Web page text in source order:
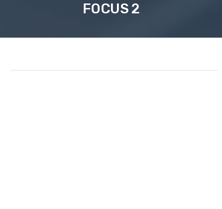
FOCUS 2